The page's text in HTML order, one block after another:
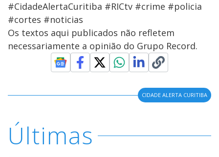
#CidadeAlertaCuritiba #RICtv #crime #policia
#cortes #noticias
Os textos aqui publicados não refletem
necessariamente a opinião do Grupo Record.
CIDADE ALERTA CURITIBA
Últimas